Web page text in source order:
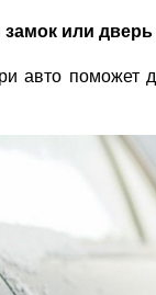
или дверь
авто поможет